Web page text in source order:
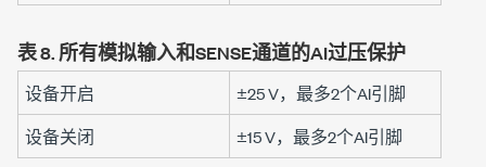
表 8.所有模拟输入和SENSE通道的AI过压保护
设备开启 ±25 V，最多2个AI引脚
设备关闭
±15 V，最多2个AI引脚